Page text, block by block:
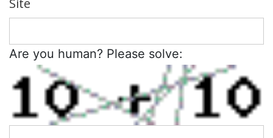
Are you human? Please solve: